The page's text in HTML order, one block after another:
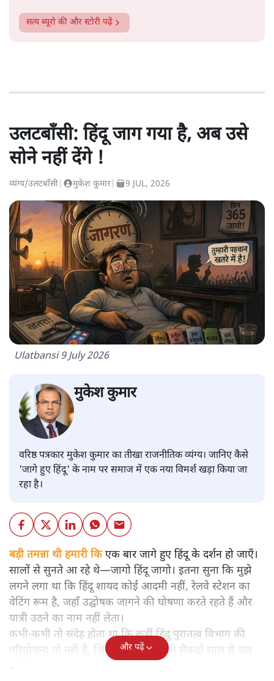
सत्य ब्यूरो की और स्टोरी पढ़ें
उलटबाँसी: हिंदू जाग गया है, अब उसे
सोने नहीं देंगे !
व्यंग्य/उलटबाँसी मुकेश कुमार 9 JUL, 2026
Ulatbansi 9 July 2026
मुकेश कुमार
वरिष्ठ पत्रकार मुकेश कुमार का तीखा राजनीतिक व्यंग्य। जानिए कैसे
'जागे हुए हिंदू' के नाम पर समाज में एक नया विमर्श खड़ा किया जा
रहा है।
बड़ी तमन्ना थी हमारी किएक बार जागे हुए हिंदू के दर्शन हो जाएँ।
सालों से सुनते आ रहे थे—जागो हिंदू जागो। इतना सुना कि मुझे
लगने लगा था कि हिंदू शायद कोई आदमी नहीं, रेलवे स्टेशन का
वेटिंग रूम है, जहाँ उद्घोषक जागने की घोषणा करते रहते हैं और
यात्री उठने का नाम नहीं लेता।
कभी-कभी तो संदेह होता था कि कहीं हिंदू पुरातत्व विभाग की
परियोजना तो नहीं है, जिसकी खुदाई पिछले सैकड़ों साल से चल
रही हो।
और पढ़ें